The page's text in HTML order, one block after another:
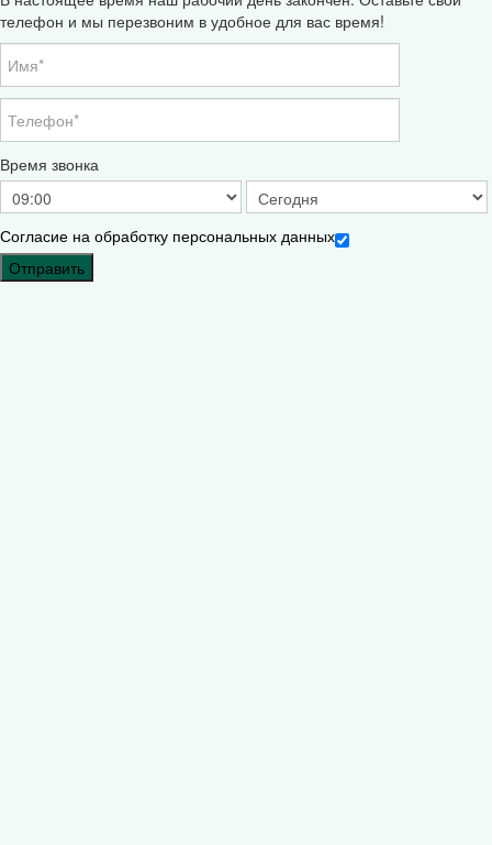
телефон и мы перезвоним в удобное для вас время!
Время звонка
Согласие на обработку персональных данных
Отправить